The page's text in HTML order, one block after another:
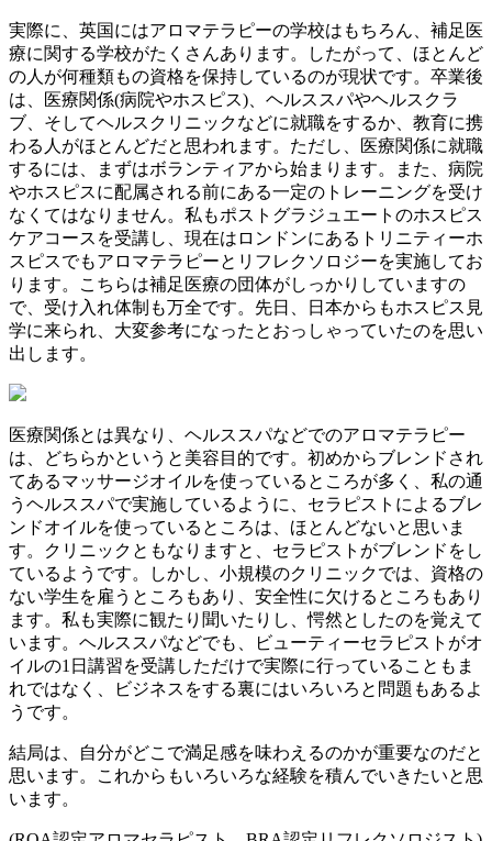
実際に、英国にはアロマテラピーの学校はもちろん、補足医
療に関する学校がたくさんあります。したがって、ほとんど
の人が何種類もの資格を保持しているのが現状です。卒業後
は、医療関係(病院やホスピス)、ヘルススパやヘルスクラ
ブ、そしてヘルスクリニックなどに就職をするか、教育に携
わる人がほとんどだと思われます。ただし、医療関係に就職
するには、まずはボランティアから始まります。また、病院
やホスピスに配属される前にある一定のトレーニングを受け
なくてはなりません。私もポストグラジュエートのホスピス
ケアコースを受講し、現在はロンドンにあるトリニティーホ
スピスでもアロマテラピーとリフレクソロジーを実施してお
ります。こちらは補足医療の団体がしっかりしていますの
で、受け入れ体制も万全です。先日、日本からもホスピス見
学に来られ、大変参考になったとおっしゃっていたのを思い
出します。
医療関係とは異なり、ヘルススパなどでのアロマテラピー
は、どちらかというと美容目的です。初めからブレンドされ
てあるマッサージオイルを使っているところが多く、私の通
うヘルススパで実施しているように、セラピストによるブレ
ンドオイルを使っているところは、ほとんどないと思いま
す。クリニックともなりますと、セラピストがブレンドをし
ているようです。しかし、小規模のクリニックでは、資格の
ない学生を雇うところもあり、安全性に欠けるところもあり
ます。私も実際に観たり聞いたりし、愕然としたのを覚えて
います。ヘルススパなどでも、ビューティーセラピストがオ
イルの1日講習を受講しただけで実際に行っていることもま
れではなく、ビジネスをする裏にはいろいろと問題もあるよ
うです。
結局は、自分がどこで満足感を味わえるのかが重要なのだと
思います。これからもいろいろな経験を積んでいきたいと思
います。